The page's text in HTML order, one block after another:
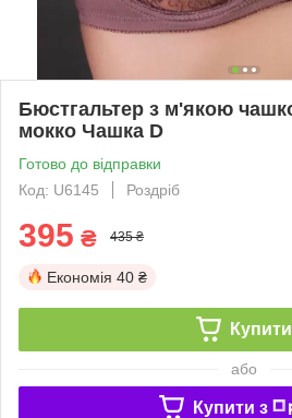
Бюстгальтер з м'якою
мокко Чашка D
Готово до відправки
Код: U6145
Роздріб
395 ₴ 435 ₴
Економія 40 ₴
Купити
або
Купити з